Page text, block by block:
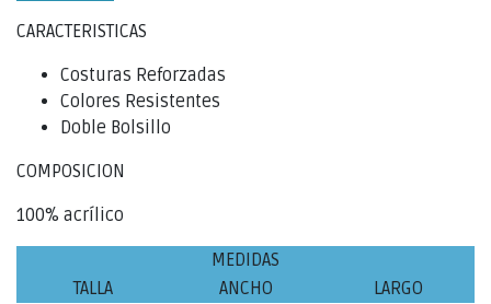
CARACTERISTICAS
Costuras Reforzadas
Colores Resistentes
Doble Bolsillo
COMPOSICION
100% acrílico
MEDIDAS
TALLA
ANCHO
LARGO